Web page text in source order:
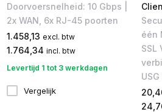
Doorvoersnelheid: 10 Gbps |
2x WAN, 6x RJ-45 poorten
1.458,13 excl. btw
1.764,34 incl. btw
Levertijd 1 tot 3 werkdagen
Vergelijk
één
SSL